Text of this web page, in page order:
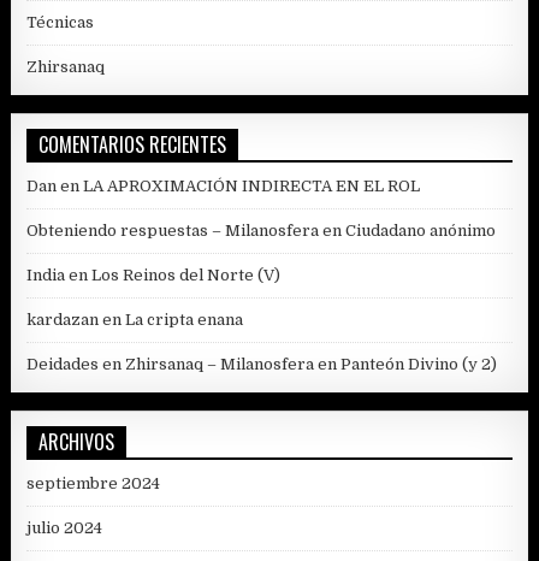
Técnicas
Zhirsanaq
COMENTARIOS RECIENTES
Dan enLA APROXIMACIÓN INDIRECTA EN EL ROL
Obteniendo respuestas – Milanosfera enCiudadano anónimo
India enLos Reinos del Norte (V)
kardazan enLa cripta enana
Deidades en Zhirsanaq – Milanosfera enPanteón Divino (y 2)
ARCHIVOS
septiembre 2024
julio 2024